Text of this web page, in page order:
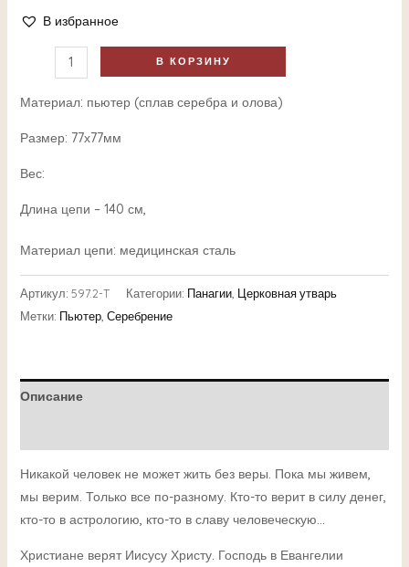
В избранное
В КОРЗИНУ
Материал: пьютер (сплав серебра и олова)
Размер: 77х77мм
Вес:
Длина цепи – 140 см,
Материал цепи: медицинская сталь
Артикул: 597.2-T Категории: Панагии, Церковная утварь
Метки: Пьютер, Серебрение
Описание
Никакой человек не может жить без веры. Пока мы живем,
мы верим. Только все по-разному. Кто-то верит в силу денег,
кто-то в астрологию, кто-то в славу человеческую…
Христиане верят Иисусу Христу. Господь в Евангелии